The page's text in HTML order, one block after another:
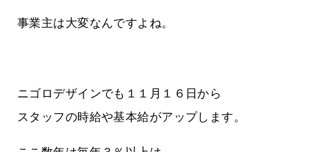
事業主は大変なんですよね。
ニゴロデザインでも１１月１６日から
スタッフの時給や基本給がアップします。